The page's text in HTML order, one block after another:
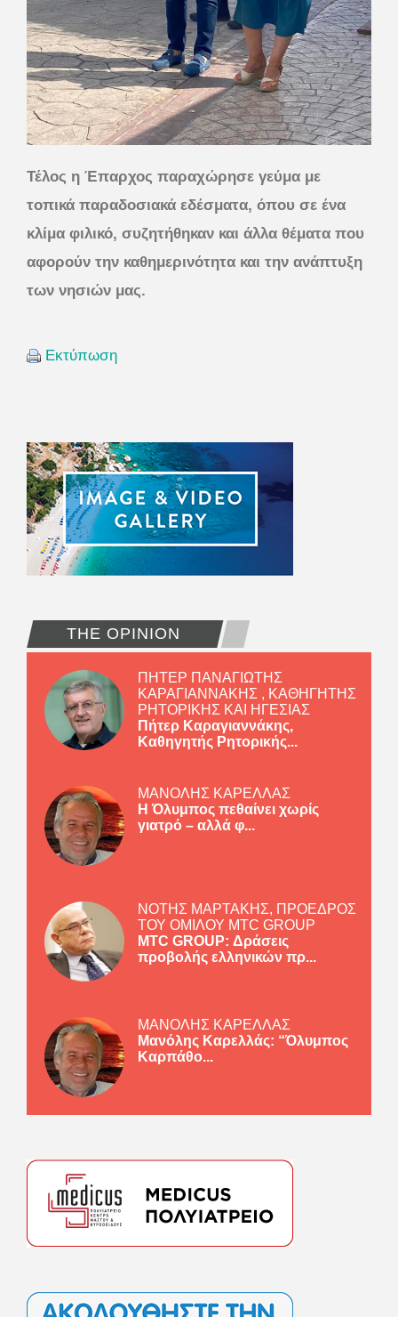
Τέλος η Έπαρχος παραχώρησε γεύμα με
τοπικά παραδοσιακά εδέσματα, όπου σε ένα
κλίμα φιλικό, συζητήθηκαν και άλλα θέματα που
αφορούν την καθημερινότητα και την ανάπτυξη
των νησιών μας.
Εκτύπωση
THE OPINION
ΠΗΤΕΡ ΠΑΝΑΓΙΩΤΗΣ
ΚΑΡΑΓΙΑΝΝΑΚΗΣ , ΚΑΘΗΓΗΤΗΣ
ΡΗΤΟΡΙΚΗΣ ΚΑΙ ΗΓΕΣΙΑΣ
Πήτερ Καραγιαννάκης,
Καθηγητής Ρητορικής...
ΜΑΝΟΛΗΣ ΚΑΡΕΛΛΑΣ
Η Όλυμπος πεθαίνει χωρίς
γιατρό – αλλά φ...
ΝΟΤΗΣ ΜΑΡΤΑΚΗΣ, ΠΡΟΕΔΡΟΣ
ΤΟΥ ΟΜΙΛΟΥ MTC GROUP
MTC GROUP: Δράσεις
προβολής ελληνικών πρ...
ΜΑΝΟΛΗΣ ΚΑΡΕΛΛΑΣ
Μανόλης Καρελλάς: “Όλυμπος
Καρπάθο...